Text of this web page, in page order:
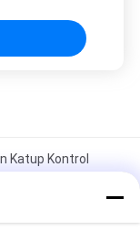
Valve
Katup Kontrol
31N6-10110